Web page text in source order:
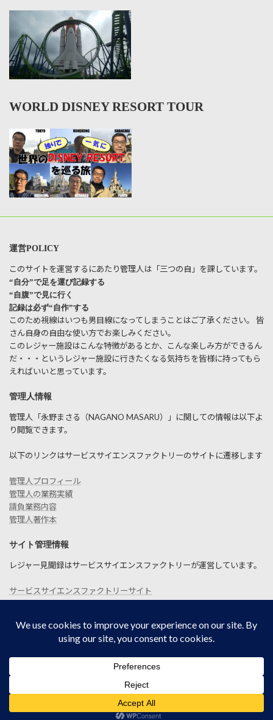
WORLD DISNEY RESORT TOUR
運営POLICY
このサイトを運営するにあたり管理人は「三つの自」を課しています。
“自分”で足を運び記録する
“自腹”で見に行く
記録は必ず“自作”する
このため視線はいつも男目線になってしまうことはご了承ください。 皆
さん自身の自由な使い方でお楽しみください。
このレジャー施設はこんな特徴があるとか、こんな楽しみ方ができるん
だ・・・というレジャー施設に行きたくなる気持ちを皆様に持ってもら
えればいいと思っています。
管理人情報
管理人「永野まさる（NAGANO MASARU）」に関しての情報は以下よ
り閲覧できます。
以下のリンクはサービスサイエンスファクトリーのサイトに遷移します
管理人プロフィール
管理人の業務実績
請負業務内容
管理人著作本
サイト管理情報
レジャー見聞録はサービスサイエンスファクトリーが運営しています。
サービスサイエンスファクトリーサイト
プライバシーポリシー
Copyright © レジャー見聞録 All Rights Reserved.